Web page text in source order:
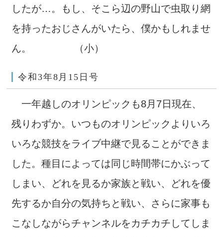
したが…。もし、そこら辺の野山で虫取り網
を持ったおじさんがいたら、僕かもしれませ
ん。 （小）
令和3年8月15日号
一年越しのオリンピックも8月7日現在、
残りわずか。いつものオリンピックよりいろ
いろな競技をライブ中継で見ることができま
した。種目によっては同じ時間帯にかぶって
しまい、どれを見るか家族と戦い、どれを優
先するか自分の気持ちと戦い、さらに家事も
こなしながらチャンネルをカチカチしてしま